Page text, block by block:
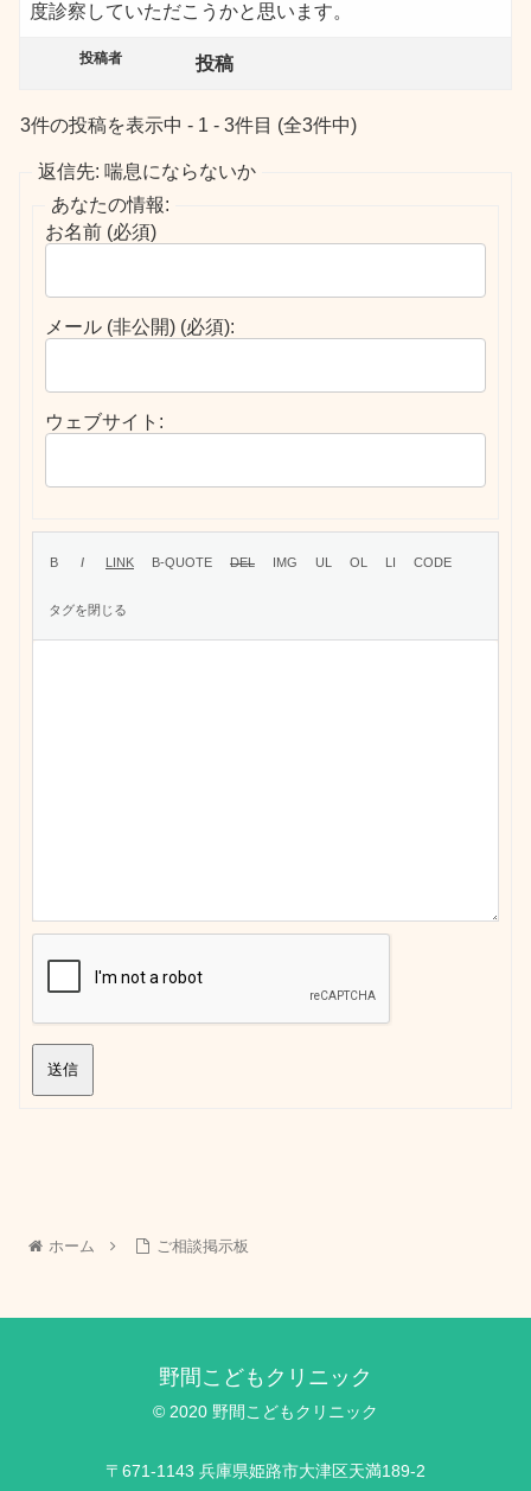
度診察していただこうかと思います。
投稿者 投稿
3件の投稿を表示中 - 1 - 3件目 (全3件中)
返信先: 喘息にならないか
あなたの情報:
お名前 (必須)
メール (非公開) (必須):
ウェブサイト:
送信
ホーム ご相談掲示板
野間こどもクリニック
© 2020 野間こどもクリニック
〒671-1143 兵庫県姫路市大津区天満189-2